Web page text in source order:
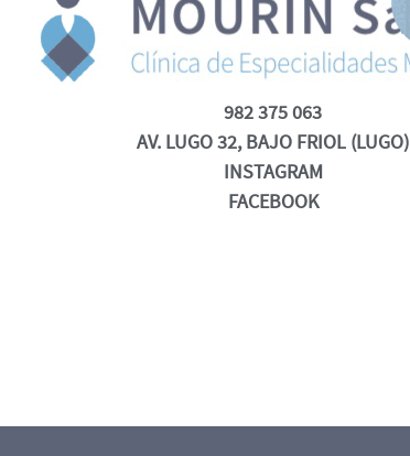
982 375 063
AV. LUGO 32, BAJO FRIOL (LUGO)
INSTAGRAM
FACEBOOK